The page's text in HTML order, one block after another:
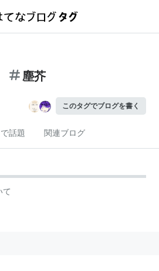
塵芥
このタグでブログを書く
話題 関連ブログ
て